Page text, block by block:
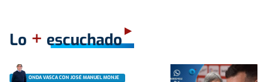
Lo + escuchado
ONDA VASCA CON JOSÉ MANUEL MONJE